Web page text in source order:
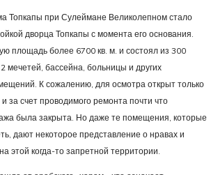
Топкапы при Сулеймане Великолепном стало
дворца Топкапы с момента его основания.
площадь более 6700 кв. м. и состоял из 300
мечетей, бассейна, больницы и других
К сожалению, для осмотра открыт только
за счет проводимого ремонта почти что
была закрыта. Но даже те помещения, которые
дают некоторое представление о нравах и
этой когда-то запретной территории.